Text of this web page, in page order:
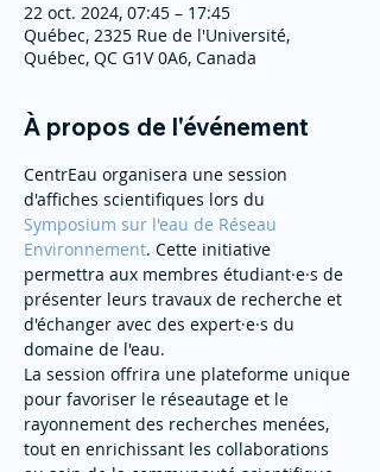
22 oct. 2024, 07:45 – 17:45
Québec, 2325 Rue de l'Université,
Québec, QC G1V 0A6, Canada
À propos de l'événement
CentrEau organisera une session
d'affiches scientifiques lors du
Symposium sur l'eau de Réseau
Environnement. Cette initiative
permettra aux membres étudiant·e·s de
présenter leurs travaux de recherche et
d'échanger avec des expert·e·s du
domaine de l'eau.
La session offrira une plateforme unique
pour favoriser le réseautage et le
rayonnement des recherches menées,
tout en enrichissant les collaborations